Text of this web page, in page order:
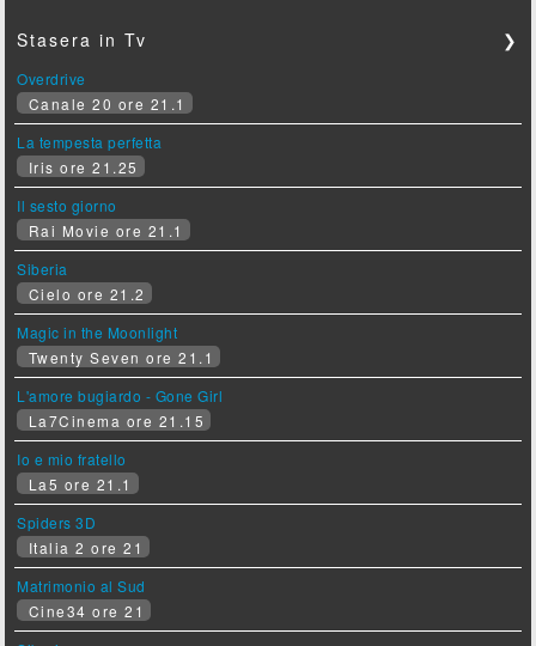
Stasera in Tv ❯
Overdrive
Canale 20 ore 21.1
La tempesta perfetta
Iris ore 21.25
Il sesto giorno
Rai Movie ore 21.1
Siberia
Cielo ore 21.2
Magic in the Moonlight
Twenty Seven ore 21.1
L'amore bugiardo - Gone Girl
La7Cinema ore 21.15
Io e mio fratello
La5 ore 21.1
Spiders 3D
Italia 2 ore 21
Matrimonio al Sud
Cine34 ore 21